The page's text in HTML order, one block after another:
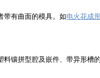
带有曲面的模具。如电火花成
镶拼型腔及嵌件、带异形槽